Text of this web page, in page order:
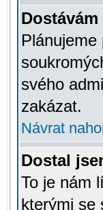
svého
zakázat.
Návrat
Dostal
To je nám
kterými se